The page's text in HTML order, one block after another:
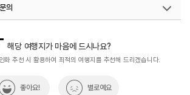
기좋은곳
의
해당 여행지가 마음에 드시나요?
화 추천 시 활용하여 최적의 여행지를 추천해 드리겠습니다.
좋아요! 별로예요